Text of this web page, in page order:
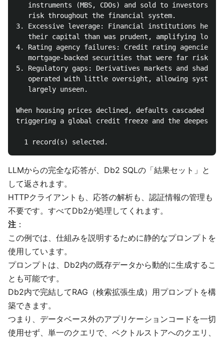
instruments (MBS, CDOs) and sold to investors
   risk throughout the financial system.
3. Excessive leverage: Financial institutions held
their capital than was prudent, amplifying
4. Rating agency failures: Credit rating agencies
mortgage-backed securities that were far riskier
5. Regulatory gaps: Derivatives markets and
operated with little oversight, allowing
   largely unseen.
When housing prices declined, defaults cascaded
triggering a global credit freeze and the deepest
LLMからの完全な応答が、Db2 SQLの「結果セット」と
して返されます。
HTTPクライアントも、応答の解析も、認証情報の管理も
不要です。すべてDb2が処理してくれます。
注 ：
この例では、仕組みを説明するために静的なプロンプトを
使用しています。
プロンプトは、Db2内の既存データから動的に生成するこ
とも可能です。
Db2内で完結してRAG（検索拡張生成）用プロンプトを構
築できます。
つまり、データベース外のアプリケーションコードを一切
使用せず、単一のクエリで、ベクトルストアへのクエリ、